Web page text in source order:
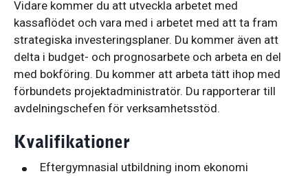
Vidare kommer du att utveckla arbetet med
kassaflödet och vara med i arbetet med att ta fram
strategiska investeringsplaner. Du kommer även att
delta i budget- och prognosarbete och arbeta en del
med bokföring. Du kommer att arbeta tätt ihop med
förbundets projektadministratör. Du rapporterar till
avdelningschefen för verksamhetsstöd.
Kvalifikationer
Eftergymnasial utbildning inom ekonomi